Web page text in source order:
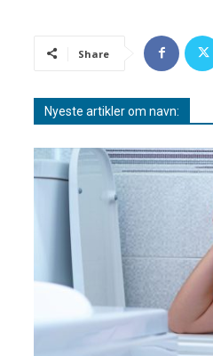
Share
Nyeste artikler om navn: